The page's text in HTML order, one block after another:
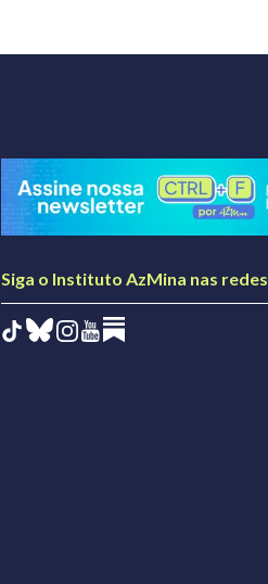
Siga o Instituto AzMina nas redes